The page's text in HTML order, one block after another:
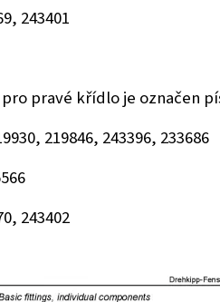
243401
pravé křídlo je označen
219846, 243396, 233686
243402